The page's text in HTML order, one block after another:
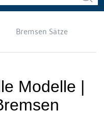
Bremsen Sätze
Modelle |